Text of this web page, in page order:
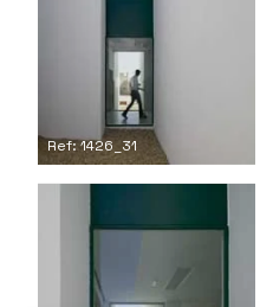
Ref: 1426_31